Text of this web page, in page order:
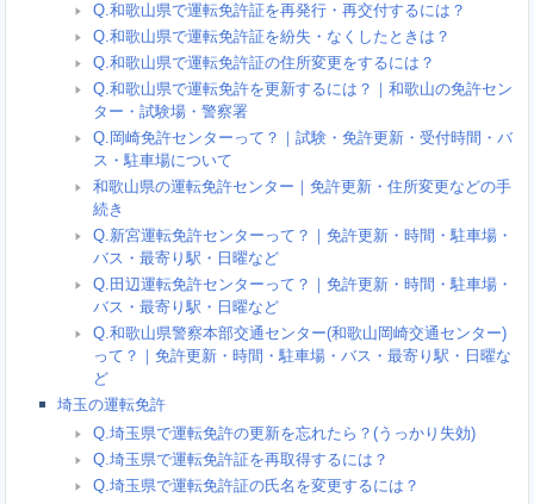
Q.和歌山県で運転免許証を再発行・再交付するには？
Q.和歌山県で運転免許証を紛失・なくしたときは？
Q.和歌山県で運転免許証の住所変更をするには？
Q.和歌山県で運転免許を更新するには？｜和歌山の免許セン
ター・試験場・警察署
Q.岡崎免許センターって？｜試験・免許更新・受付時間・バ
ス・駐車場について
和歌山県の運転免許センター｜免許更新・住所変更などの手
続き
Q.新宮運転免許センターって？｜免許更新・時間・駐車場・
バス・最寄り駅・日曜など
Q.田辺運転免許センターって？｜免許更新・時間・駐車場・
バス・最寄り駅・日曜など
Q.和歌山県警察本部交通センター(和歌山岡崎交通センター)
って？｜免許更新・時間・駐車場・バス・最寄り駅・日曜な
ど
埼玉の運転免許
Q.埼玉県で運転免許の更新を忘れたら？(うっかり失効)
Q.埼玉県で運転免許証を再取得するには？
Q.埼玉県で運転免許証の氏名を変更するには？